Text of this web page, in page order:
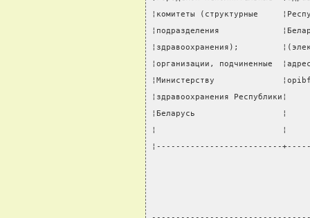
¦комитеты (структурные
¦подразделения
¦здравоохранения);
¦организации, подчиненные
¦Министерству
¦здравоохранения
¦Беларусь                  ¦
¦                          ¦
¦--------------------------